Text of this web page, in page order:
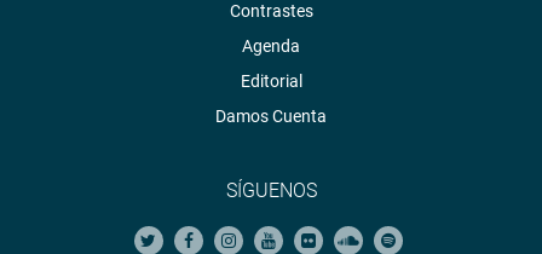
Contrastes
Agenda
Editorial
Damos Cuenta
SÍGUENOS